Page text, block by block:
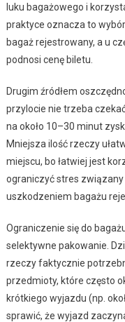
luku bagażowego i
praktyce oznacza to
bagaż rejestrowany, a u
podnosi cenę biletu.
Drugim źródłem
przylocie nie trzeba
na około 10–30 minut
Mniejsza ilość rzeczy
miejscu, bo łatwiej jest
ograniczyć stres
uszkodzeniem bagażu
Ograniczenie się do
selektywne pakowanie.
rzeczy faktycznie
przedmioty, które często
krótkiego wyjazdu (np.
sprawić, że wyjazd